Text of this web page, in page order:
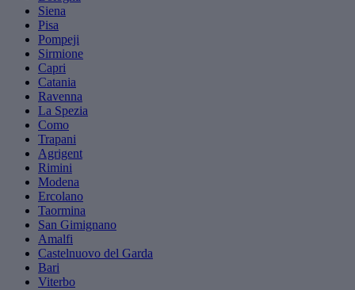
Siena
Pisa
Pompeji
Sirmione
Capri
Catania
Ravenna
La Spezia
Como
Trapani
Agrigent
Rimini
Modena
Ercolano
Taormina
San Gimignano
Amalfi
Castelnuovo del Garda
Bari
Viterbo